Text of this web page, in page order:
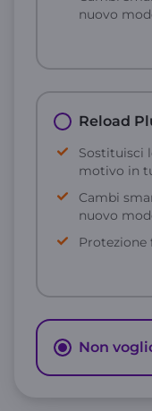
nuovo
Reload
Sostituisci
motivo in
Cambi
nuovo
Protezione
Non